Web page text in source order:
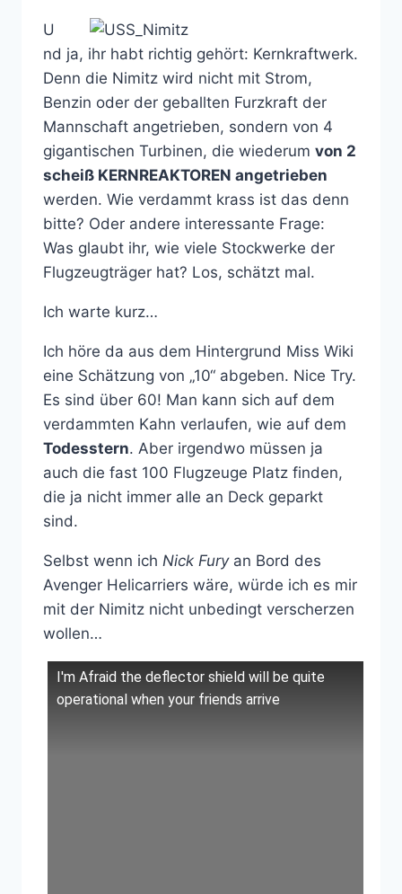
U
nd ja, ihr habt richtig gehört: Kernkraftwerk.
Denn die Nimitz wird nicht mit Strom,
Benzin oder der geballten Furzkraft der
Mannschaft angetrieben, sondern von 4
gigantischen Turbinen, die wiederum von 2
scheiß KERNREAKTOREN angetrieben
werden. Wie verdammt krass ist das denn
bitte? Oder andere interessante Frage:
Was glaubt ihr, wie viele Stockwerke der
Flugzeugträger hat? Los, schätzt mal.
Ich warte kurz…
Ich höre da aus dem Hintergrund Miss Wiki
eine Schätzung von „10“ abgeben. Nice Try.
Es sind über 60! Man kann sich auf dem
verdammten Kahn verlaufen, wie auf dem
Todesstern. Aber irgendwo müssen ja
auch die fast 100 Flugzeuge Platz finden,
die ja nicht immer alle an Deck geparkt
sind.
Selbst wenn ich Nick Furyan Bord des
Avenger Helicarriers wäre, würde ich es mir
mit der Nimitz nicht unbedingt verscherzen
wollen…
I'm Afraid the deflector shield will be quite
operational when your friends arrive